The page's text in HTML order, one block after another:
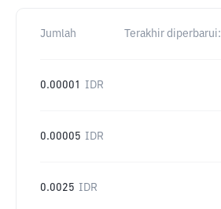
Jumlah Terakhir diperbarui:
0.00001 IDR
0.00005 IDR
0.0025 IDR